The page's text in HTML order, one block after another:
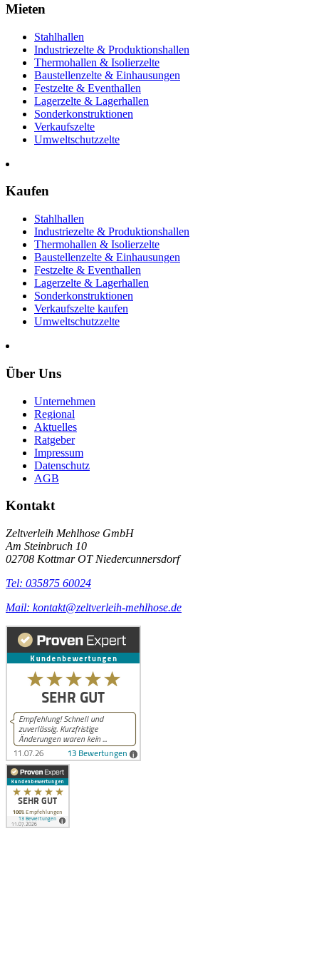
Mieten
Stahlhallen
Industriezelte & Produktionshallen
Thermohallen & Isolierzelte
Baustellenzelte & Einhausungen
Festzelte & Eventhallen
Lagerzelte & Lagerhallen
Sonderkonstruktionen
Verkaufszelte
Umweltschutzzelte
Kaufen
Stahlhallen
Industriezelte & Produktionshallen
Thermohallen & Isolierzelte
Baustellenzelte & Einhausungen
Festzelte & Eventhallen
Lagerzelte & Lagerhallen
Sonderkonstruktionen
Verkaufszelte kaufen
Umweltschutzzelte
Über Uns
Unternehmen
Regional
Aktuelles
Ratgeber
Impressum
Datenschutz
AGB
Kontakt
Zeltverleih Mehlhose GmbH
Am Steinbruch 10
02708 Kottmar OT Niedercunnersdorf
Tel: 035875 60024
Mail: kontakt@zeltverleih-mehlhose.de